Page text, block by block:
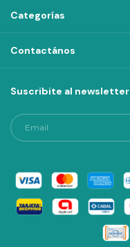
Categorías
Contactános
Suscribite al newsletter